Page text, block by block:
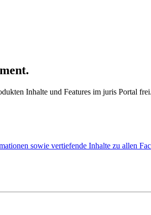
Inhalte und Features im juris Portal frei.
sowie vertiefende Inhalte zu allen